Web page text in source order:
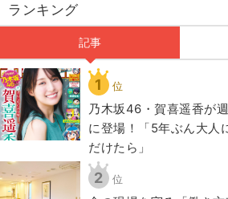
ランキング
記事
1 位
乃木坂46・賀喜遥香が
に登場！「5年ぶん大人
だけたら」
2 位